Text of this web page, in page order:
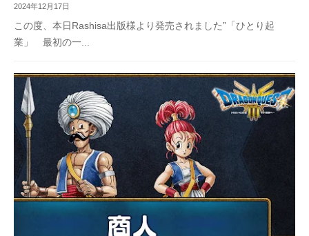
2024年12月17日
この度、本日Rashisa出版様より発売されました”「ひとり起
業」 最初の一...